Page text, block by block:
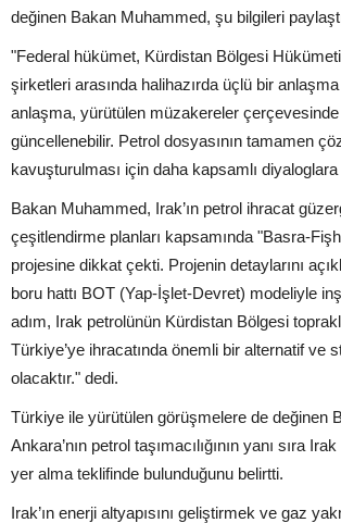
değinen Bakan Muhammed, şu bilgileri
"Federal hükümet, Kürdistan Bölgesi
şirketleri arasında halihazırda üçlü bir
anlaşma, yürütülen müzakereler çerçevesinde
güncellenebilir. Petrol dosyasının tamamen
kavuşturulması için daha kapsamlı
Bakan Muhammed, Irak’ın petrol ihracat
çeşitlendirme planları kapsamında "Basra-
projesine dikkat çekti. Projenin detaylarını
boru hattı BOT (Yap-İşlet-Devret) modeliyle
adım, Irak petrolünün Kürdistan Bölgesi
Türkiye’ye ihracatında önemli bir alternatif ve
olacaktır." dedi.
Türkiye ile yürütülen görüşmelere de değinen
Ankara’nın petrol taşımacılığının yanı sıra
yer alma teklifinde bulunduğunu belirtti.
Irak’ın enerji altyapısını geliştirmek ve gaz